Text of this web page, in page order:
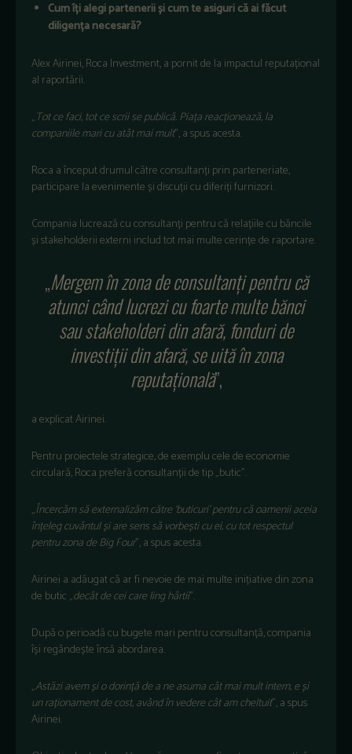
Cum îți alegi partenerii și cum te asiguri că ai făcut
diligența necesară?
Alex Airinei, Roca Investment, a pornit de la impactul reputațional
al raportării.
„Tot ce faci, tot ce scrii se publică. Piața reacționează, la
companiile mari cu atât mai mult”, a spus acesta.
Roca a început drumul către consultanți prin parteneriate,
participare la evenimente și discuții cu diferiți furnizori.
Compania lucrează cu consultanți pentru că relațiile cu băncile
și stakeholderii externi includ tot mai multe cerințe de raportare.
„Mergemîn zona de consultanți pentru că
atunci când lucrezi cu foarte multe bănci
sau stakeholderi din afară, fonduri de
investiții din afară, se uită în zona
reputațională”,
a explicat Airinei.
Pentru proiectele strategice, de exemplu cele de economie
circulară, Roca preferă consultanții de tip„butic”.
„Încercăm să externalizăm către ‘buticuri’ pentru că oamenii aceia
înțeleg cuvântulși are sens să vorbești cu ei, cu tot respectul
pentru zona de Big Four”, a spus acesta.
Airinei a adăugat că ar fi nevoie de mai multe inițiative din zona
de butic „decât de cei care ling hârtii”.
După o perioadă cu bugete mari pentru consultanță, compania
își regândeșteînsă abordarea.
„Astăzi avem și o dorință de a ne asuma cât mai mult intern, eși
un raționament de cost, având în vedere cât am cheltuit”, a spus
Airinei.